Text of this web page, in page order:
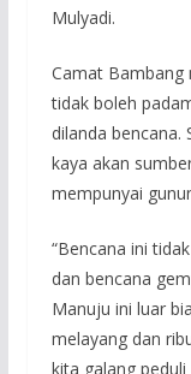
Mulyadi.
Camat Bambang
tidak boleh
dilanda bencana.
kaya akan
mempunyai
“Bencana ini
dan bencana
Manuju ini luar
melayang dan
kita galang